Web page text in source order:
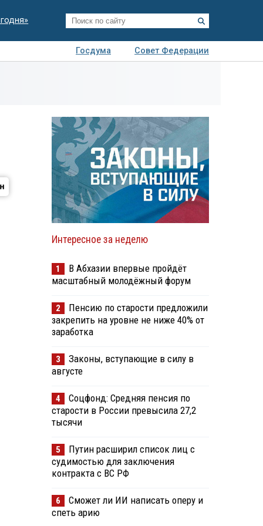
Госдума
Совет Федерации
Интересное за неделю
1
В Абхазии впервые пройдёт
масштабный молодёжный форум
2
Пенсию по старости предложили
закрепить на уровне не ниже 40% от
заработка
3
Законы, вступающие в силу в
августе
4
Соцфонд: Средняя пенсия по
старости в России превысила 27,2
тысячи
5
Путин расширил список лиц с
судимостью для заключения
контракта с ВС РФ
6
Сможет ли ИИ написать оперу и
спеть арию